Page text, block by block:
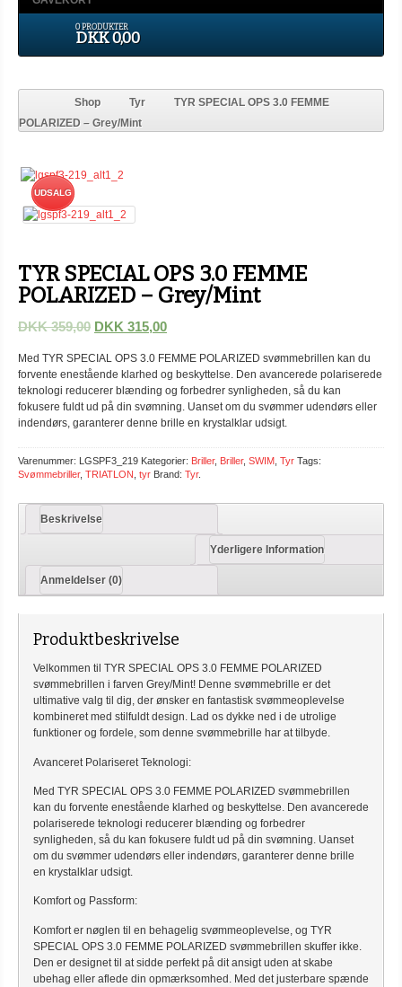
0 PRODUKTER
DKK 0,00
Shop Tyr
TYR SPECIAL OPS 3.0 FEMME
POLARIZED – Grey/Mint
UDSALG
TYR SPECIAL OPS 3.0 FEMME
POLARIZED – Grey/Mint
DKK 359,00 DKK 315,00
Med TYR SPECIAL OPS 3.0 FEMME POLARIZED svømmebrillen kan du
forvente enestående klarhed og beskyttelse. Den avancerede polariserede
teknologi reducerer blænding og forbedrer synligheden, så du kan
fokusere fuldt ud på din svømning. Uanset om du svømmer udendørs eller
indendørs, garanterer denne brille en krystalklar udsigt.
Varenummer: LGSPF3_219 Kategorier: Briller, Briller, SWIM Tyr Tags:
Svømmebriller, TRIATLON tyr Brand: Tyr.
Beskrivelse
Yderligere Information
Anmeldelser (0)
Produktbeskrivelse
Velkommen til TYR SPECIAL OPS 3.0 FEMME POLARIZED
svømmebrillen i farven Grey/Mint! Denne svømmebrille er det
ultimative valg til dig, der ønsker en fantastisk svømmeoplevelse
kombineret med stilfuldt design. Lad os dykke ned i de utrolige
funktioner og fordele, som denne svømmebrille har at tilbyde.
Avanceret Polariseret Teknologi:
Med TYR SPECIAL OPS 3.0 FEMME POLARIZED svømmebrillen
kan du forvente enestående klarhed og beskyttelse. Den avancerede
polariserede teknologi reducerer blænding og forbedrer
synligheden, så du kan fokusere fuldt ud på din svømning. Uanset
om du svømmer udendørs eller indendørs, garanterer denne brille
en krystalklar udsigt.
Komfort og Passform:
Komfort er nøglen til en behagelig svømmeoplevelse, og TYR
SPECIAL OPS 3.0 FEMME POLARIZED svømmebrillen skuffer ikke.
Den er designet til at sidde perfekt på dit ansigt uden at skabe
ubehag eller aflede din opmærksomhed. Med det justerbare spænde